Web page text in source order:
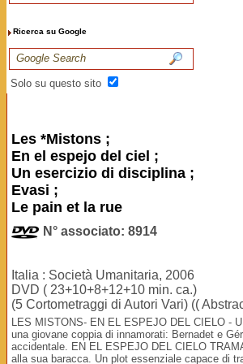
Ricerca su Google
Solo su questo sito
Les *Mistons ;
En el espejo del ciel ;
Un esercizio di disciplina ;
Evasi ;
Le pain et la rue
N° associato: 8914
Italia : Società Umanitaria, 2006
DVD ( 23+10+8+12+10 min. ca.)
(5 Cortometraggi di Autori Vari) ((
LES MISTONS- EN EL ESPEJO DEL CIELO -
una giovane coppia di innamorati: Bernadet e
accidentale. EN EL ESPEJO DEL CIELO
alla sua baracca. Un plot essenziale capace di